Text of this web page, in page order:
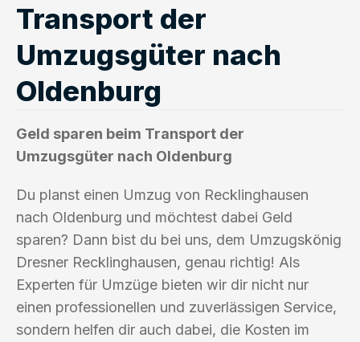
Transport der
Umzugsgüter nach
Oldenburg
Geld sparen beim Transport der
Umzugsgüter nach Oldenburg
Du planst einen Umzug von Recklinghausen
nach Oldenburg und möchtest dabei Geld
sparen? Dann bist du bei uns, dem Umzugskönig
Dresner Recklinghausen, genau richtig! Als
Experten für Umzüge bieten wir dir nicht nur
einen professionellen und zuverlässigen Service,
sondern helfen dir auch dabei, die Kosten im